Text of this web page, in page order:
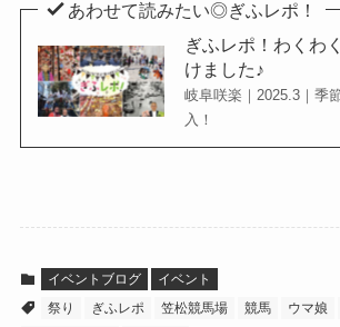
あわせて読みたい◎ぎふレポ！
ぎふレポ！わくわ
けました♪
岐阜咲楽｜2025.3｜季
入！
イベントブログ
イベント
祭り
ぎふレポ 笠松競馬場 競馬 ウマ娘